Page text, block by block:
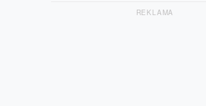
REKLAMA